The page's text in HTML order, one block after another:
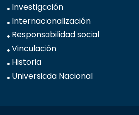
Investigación
Internacionalización
Responsabilidad social
Vinculación
Historia
Universiada Nacional